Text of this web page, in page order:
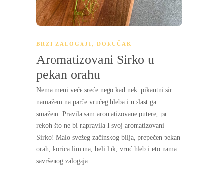
BRZI ZALOGAJI, DORUČAK
Aromatizovani Sirko u
pekan orahu
Nema meni veće sreće nego kad neki pikantni sir
namažem na parče vrućeg hleba i u slast ga
smažem. Pravila sam aromatizovane putere, pa
rekoh što ne bi napravila I svoj aromatizovani
Sirko! Malo svežeg začinskog bilja, prepečen pekan
orah, korica limuna, beli luk, vruć hleb i eto nama
savršenog zalogaja.